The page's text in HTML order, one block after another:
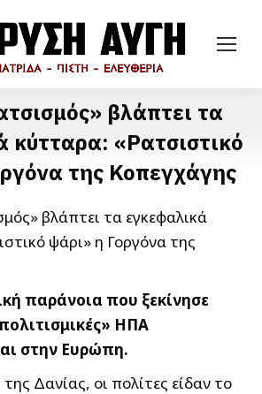
βλάπτει τα
κύτταρα: «Ρατσιστικό
της Κοπεγχάγης
παράνοια που ξεκίνησε
ΗΠΑ
στην Ευρώπη.
Δανίας, οι πολίτες είδαν το